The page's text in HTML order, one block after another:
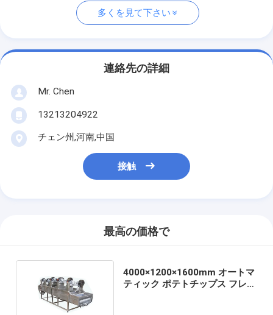
多くを見て下さい
連絡先の詳細
Mr. Chen
13213204922
チェン州,河南,中国
接触
最高の価格で
4000×1200×1600mm オートマ
ティック ポテトチップス フレン